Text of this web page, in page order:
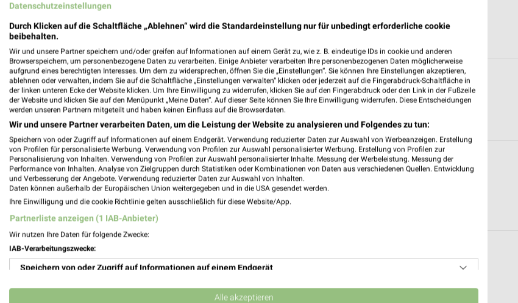
Wunstorf, Deutschland
C&A Angebote in Walsrode
Walsrode, Deutschland
259,97 km
C&A Angebote in Langenhagen
Langenhagen, Deutschland
248,48 km
Datenschutzeinstellungen
Durch Klicken auf die Schaltfläche „Ablehnen“ wird die Standardeinstellung nur für unbedingt erforderliche cookie
beibehalten.
Wir und unsere Partner speichern und/oder greifen auf Informationen auf einem Gerät zu, wie z. B. eindeutige IDs in cookie und anderen
Browserspeichern, um personenbezogene Daten zu verarbeiten. Einige Anbieter verarbeiten Ihre personenbezogenen Daten möglicherweise
aufgrund eines berechtigten Interesses. Um dem zu widersprechen, öffnen Sie die „Einstellungen“. Sie können Ihre Einstellungen akzeptieren,
ablehnen oder verwalten, indem Sie auf die Schaltfläche „Einstellungen verwalten“ klicken oder jederzeit auf die Fingerabdruck-Schaltfläche in
der linken unteren Ecke der Website klicken. Um Ihre Einwilligung zu widerrufen, klicken Sie auf den Fingerabdruck oder den Link in der Fußzeile
der Website und klicken Sie auf den Menüpunkt „Meine Daten“. Auf dieser Seite können Sie Ihre Einwilligung widerrufen. Diese Entscheidungen
werden unseren Partnern mitgeteilt und haben keinen Einfluss auf die Browserdaten.
Wir und unsere Partner verarbeiten Daten, um die Leistung der Website zu analysieren und Folgendes zu tun:
Speichern von oder Zugriff auf Informationen auf einem Endgerät. Verwendung reduzierter Daten zur Auswahl von Werbeanzeigen. Erstellung
von Profilen für personalisierte Werbung. Verwendung von Profilen zur Auswahl personalisierter Werbung. Erstellung von Profilen zur
Personalisierung von Inhalten. Verwendung von Profilen zur Auswahl personalisierter Inhalte. Messung der Werbeleistung. Messung der
Performance von Inhalten. Analyse von Zielgruppen durch Statistiken oder Kombinationen von Daten aus verschiedenen Quellen. Entwicklung
und Verbesserung der Angebote. Verwendung reduzierter Daten zur Auswahl von Inhalten.
Daten können außerhalb der Europäischen Union weitergegeben und in die USA gesendet werden.
Ihre Einwilligung und die cookie Richtlinie gelten ausschließlich für diese Website/App.
Partnerliste anzeigen (1 IAB-Anbieter)
Wir nutzen Ihre Daten für folgende Zwecke:
IAB-Verarbeitungszwecke:
Speichern von oder Zugriff auf Informationen auf einem Endgerät
Verwendung reduzierter Daten zur Auswahl von Werbeanzeigen
Alle akzeptieren